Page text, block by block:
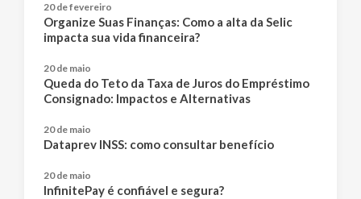
20 de fevereiro
Organize Suas Finanças: Como a alta da Selic
impacta sua vida financeira?
20 de maio
Queda do Teto da Taxa de Juros do Empréstimo
Consignado: Impactos e Alternativas
20 de maio
Dataprev INSS: como consultar benefício
20 de maio
InfinitePay é confiável e segura?